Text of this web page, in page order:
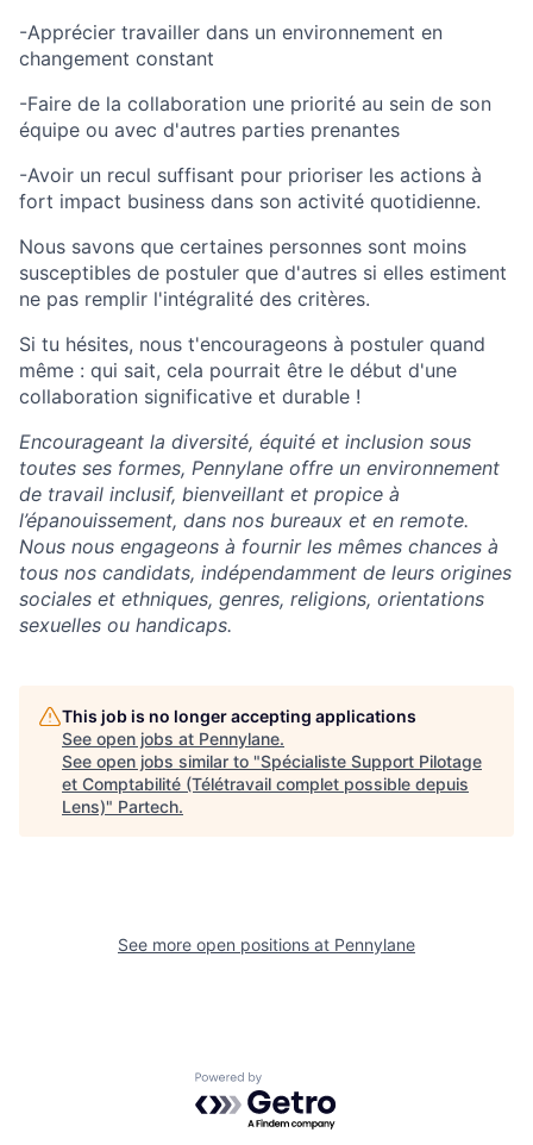
-Apprécier travailler dans un environnement en
changement constant
-Faire de la collaboration une priorité au sein de son
équipe ou avec d'autres parties prenantes
-Avoir un recul suffisant pour prioriser les actions à
fort impact business dans son activité quotidienne.
Nous savons que certaines personnes sont moins
susceptibles de postuler que d'autres si elles estiment
ne pas remplir l'intégralité des critères.
Si tu hésites, nous t'encourageons à postuler quand
même : qui sait, cela pourrait être le début d'une
collaboration significative et durable !
Encourageant la diversité, équité et inclusion sous
toutes ses formes, Pennylane offre un environnement
de travail inclusif, bienveillant et propice à
l’épanouissement, dans nos bureaux et en remote.
Nous nous engageons à fournir les mêmes chances à
tous nos candidats, indépendamment de leurs origines
sociales et ethniques, genres, religions, orientations
sexuelles ou handicaps.
This job is no longer accepting applications
See open jobs at Pennylane.
See open jobs similar to "Spécialiste Support Pilotage
et Comptabilité (Télétravail complet possible depuis
Lens)" Partech.
See more open positions at Pennylane
Powered by Getro.com